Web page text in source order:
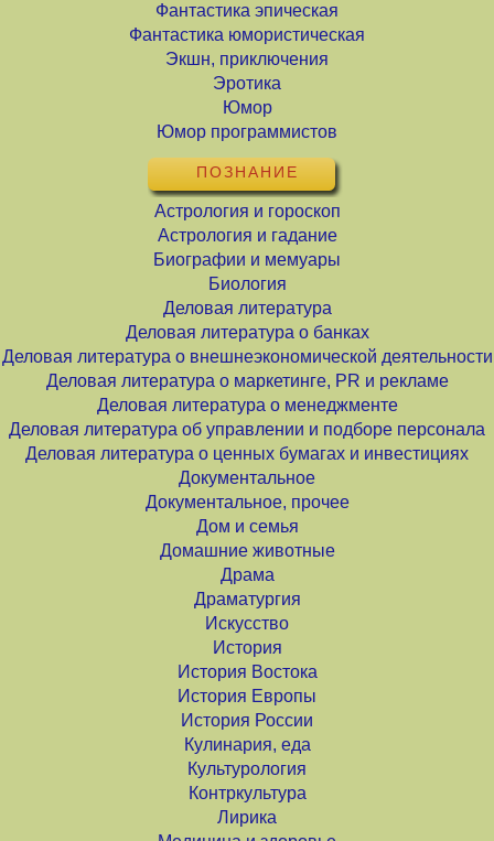
Фантастика эпическая
Фантастика юмористическая
Экшн, приключения
Эротика
Юмор
Юмор программистов
ПОЗНАНИЕ
Астрология и гороскоп
Астрология и гадание
Биографии и мемуары
Биология
Деловая литература
Деловая литература о банках
Деловая литература о внешнеэкономической деятельности
Деловая литература о маркетинге, PR и рекламе
Деловая литература о менеджменте
Деловая литература об управлении и подборе персонала
Деловая литература о ценных бумагах и инвестициях
Документальное
Документальное, прочее
Дом и семья
Домашние животные
Драма
Драматургия
Искусство
История
История Востока
История Европы
История России
Кулинария, еда
Культурология
Контркультура
Лирика